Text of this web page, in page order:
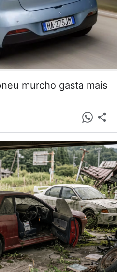
murcho gasta mais